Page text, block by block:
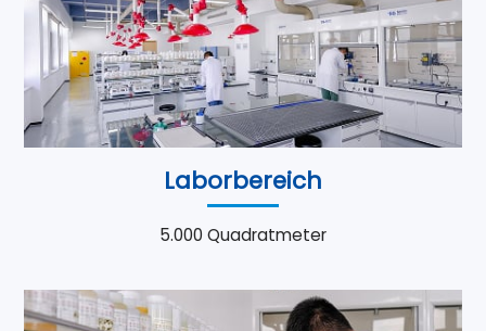
Laborbereich
5.000 Quadratmeter